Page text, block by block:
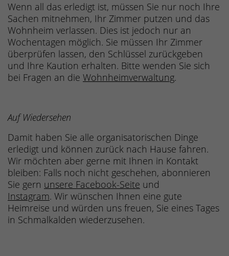
Wenn all das erledigt ist, müssen Sie nur noch Ihre
Sachen mitnehmen, Ihr Zimmer putzen und das
Wohnheim verlassen. Dies ist jedoch nur an
Wochentagen möglich. Sie müssen Ihr Zimmer
überprüfen lassen, den Schlüssel zurückgeben
und Ihre Kaution erhalten. Bitte wenden Sie sich
bei Fragen an die Wohnheimverwaltung.
Auf Wiedersehen
Damit haben Sie alle organisatorischen Dinge
erledigt und können zurück nach Hause fahren.
Wir möchten aber gerne mit Ihnen in Kontakt
bleiben: Falls noch nicht geschehen, abonnieren
Sie gern unsere Facebook-Seite und
Instagram. Wir wünschen Ihnen eine gute
Heimreise und würden uns freuen, Sie eines Tages
in Schmalkalden wiederzusehen.